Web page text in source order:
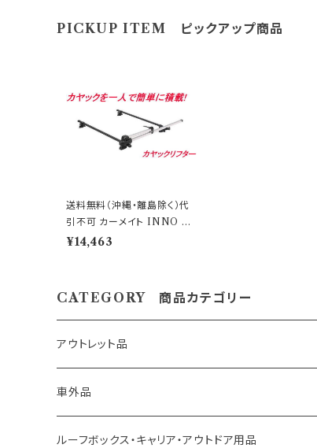
PICKUP ITEM ピックアップ商品
送料無料（沖縄・離島除く）代
引不可 カーメイト INNO カ
ヤックリフター【INA453JP】
¥14,463
CATEGORY 商品カテゴリー
アウトレット品
トヨタ車用 ボス
ニッサン車用 ボス
車外品
LED、HID、ハロゲン、ポジション
ルーフボックス・キャリア・アウトドア用品